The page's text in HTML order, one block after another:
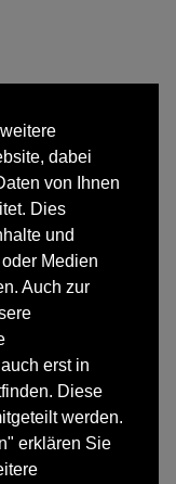
dabei
von Ihnen
Dies
und
Medien
Auch zur
erst in
Diese
werden.
erklären Sie